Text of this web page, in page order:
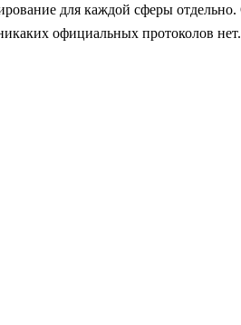
для каждой сферы
официальных протоколов нет.